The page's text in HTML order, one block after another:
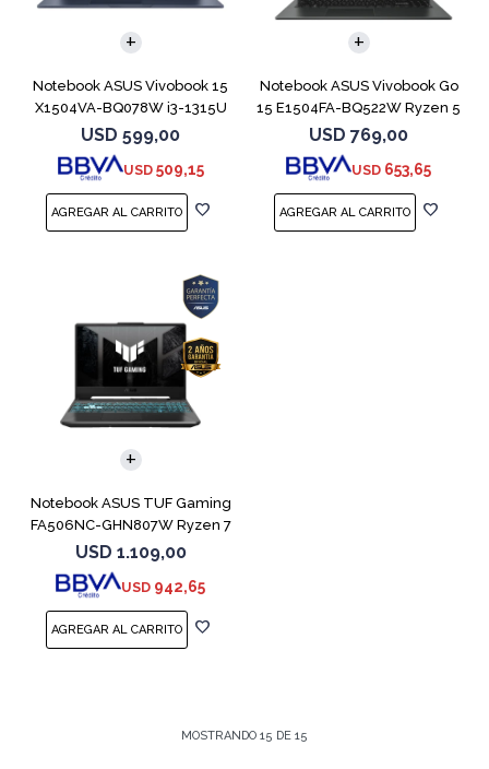
Notebook ASUS Vivobook 15
X1504VA-BQ078W i3-1315U
512GB 8GB
USD 599,00
USD 509,15
COMPARAR
Notebook ASUS Vivobook Go
15 E1504FA-BQ522W Ryzen 5
7520U
USD 769,00
USD 653,65
COMPARAR
Notebook ASUS TUF Gaming
FA506NC-GHN807W Ryzen 7
7445HS 3050
USD 1.109,00
USD 942,65
COMPARAR
MOSTRANDO 15 DE 15